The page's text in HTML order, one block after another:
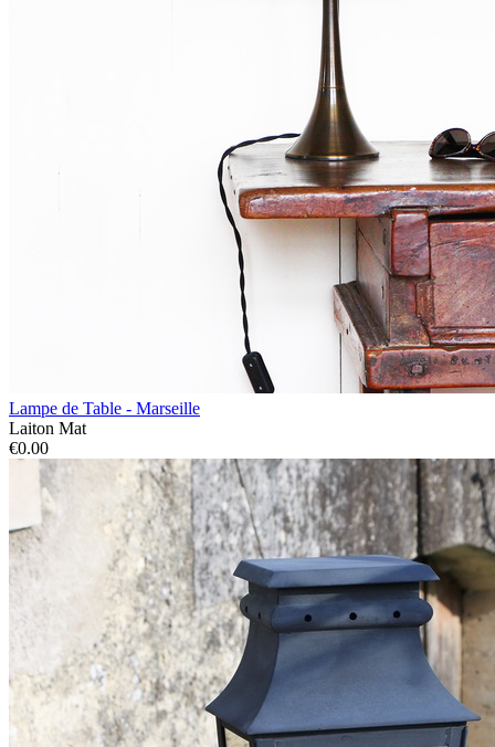
Lampe de Table - Marseille
Laiton Mat
€0.00